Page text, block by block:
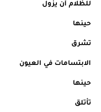
للظلام أن يزول
حينها
تشرق
الابتسامات في العيون
حينها
تأتلق